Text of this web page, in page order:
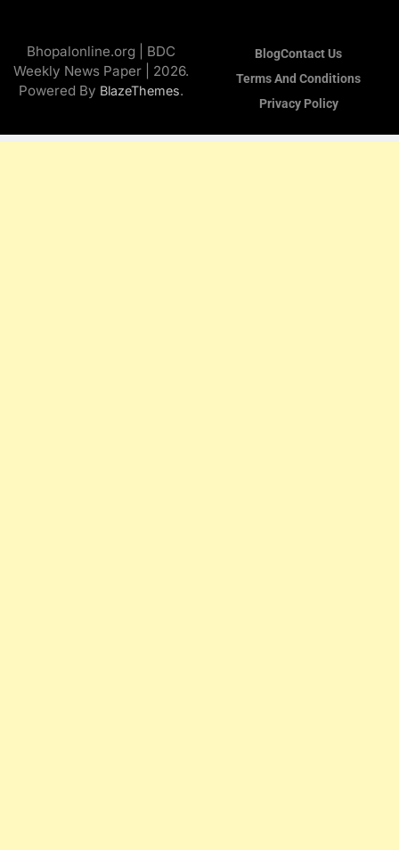
Bhopalonline.org | BDC
Weekly News Paper | 2026.
Powered By BlazeThemes.
BlogContact Us
Terms And Conditions
Privacy Policy